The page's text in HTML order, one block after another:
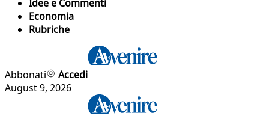
Idee e Commenti
Economia
Rubriche
Abbonati
Accedi
August 9, 2026